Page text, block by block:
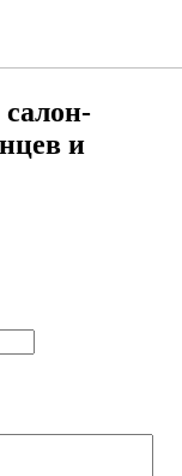
и